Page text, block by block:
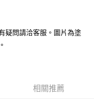
立即使用無須另外申請。
會自動跳轉到大哥付的交易
款截止日，確認付款後即完
疑問請洽客服。圖片為塗
相關推薦